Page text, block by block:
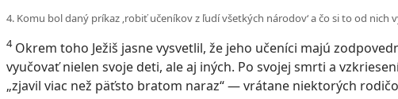
4. Komu bol daný príkaz ‚robiť učeníkov z ľudí všetkých národov‘ a čo si to od nich
4Okrem toho Ježiš jasne vysvetlil, že jeho učeníci majú
vyučovať nielen svoje deti, ale aj iných. Po svojej smrti a vzkriesení
„zjavil viac než päťsto bratom naraz“ — vrátane niektorých